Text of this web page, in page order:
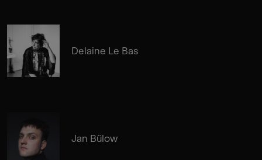
Delaine Le Bas
Jan Bülow